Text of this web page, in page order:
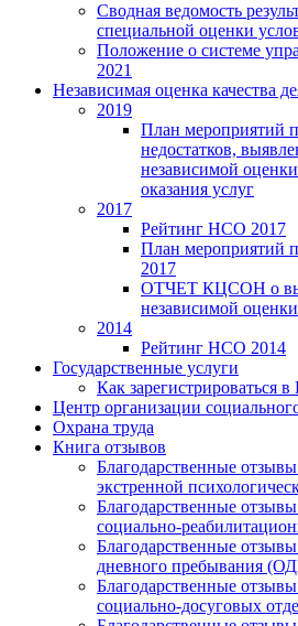
Сводная ведомость
специальной оценки
Положение о системе
2021
Независимая оценка качества
2019
План мероприятий
недостатков,
независимой
оказания услуг
2017
Рейтинг НСО 2017
План мероприятий
2017
ОТЧЕТ КЦСОН о
независимой
2014
Рейтинг НСО 2014
Государственные услуги
Как зарегистрироваться
Центр организации
Охрана труда
Книга отзывов
Благодарственные
экстренной
Благодарственные
социально-
Благодарственные
дневного пребывания
Благодарственные
социально-досуговых